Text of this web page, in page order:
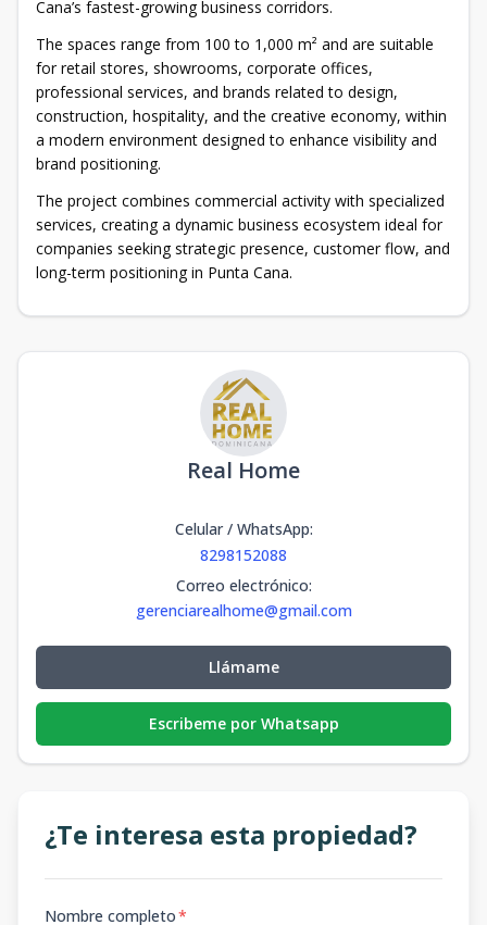
Cana’s fastest-growing business corridors.
The spaces range from 100 to 1,000 m² and are suitable
for retail stores, showrooms, corporate offices,
professional services, and brands related to design,
construction, hospitality, and the creative economy, within
a modern environment designed to enhance visibility and
brand positioning.
The project combines commercial activity with specialized
services, creating a dynamic business ecosystem ideal for
companies seeking strategic presence, customer flow, and
long-term positioning in Punta Cana.
Real Home
Celular / WhatsApp:
8298152088
Correo electrónico:
gerenciarealhome@gmail.com
Llámame
Escribeme por Whatsapp
¿Te interesa esta propiedad?
Nombre completo*